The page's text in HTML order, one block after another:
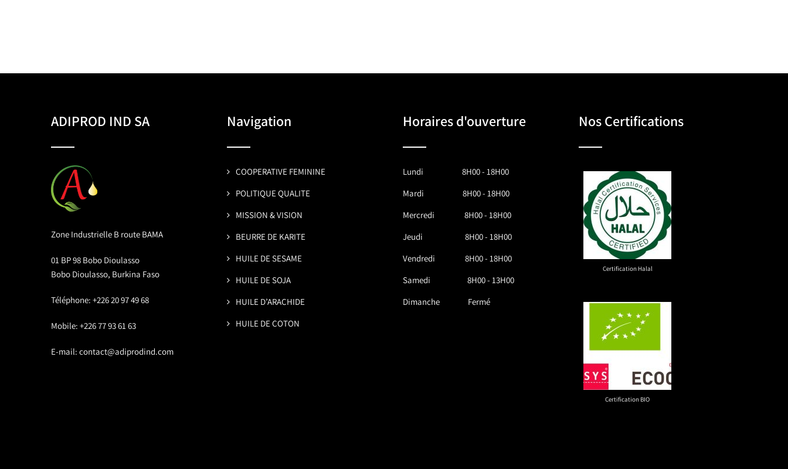
ADIPROD IND SA
Zone Industrielle B route BAMA
01 BP 98 Bobo Dioulasso
Bobo Dioulasso, Burkina Faso
Téléphone: +226 20 97 49 68
Mobile: +226 77 93 61 63
E-mail: contact@adiprodind.com
Navigation
COOPERATIVE FEMININE
POLITIQUE QUALITE
MISSION & VISION
BEURRE DE KARITE
HUILE DE SESAME
HUILE DE SOJA
HUILE D’ARACHIDE
HUILE DE COTON
Horaires d'ouverture
Lundi 8H00 - 18H00
Mardi 8H00 - 18H00
Mercredi 8H00 - 18H00
Jeudi 8H00 - 18H00
Vendredi 8H00 - 18H00
Samedi 8H00 - 13H00
Dimanche Fermé
Nos Certifications
Certification Halal
Certification BIO